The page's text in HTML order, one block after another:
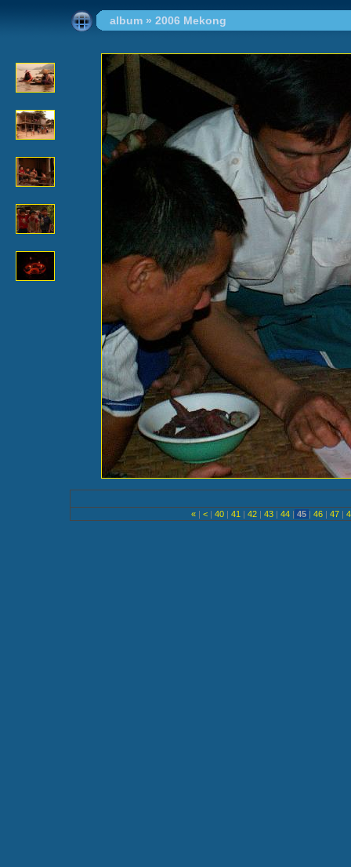
album » 2006 Mekong
« | < | 40 | 41 | 42 | 43 | 44 | 45 | 46 | 47 |